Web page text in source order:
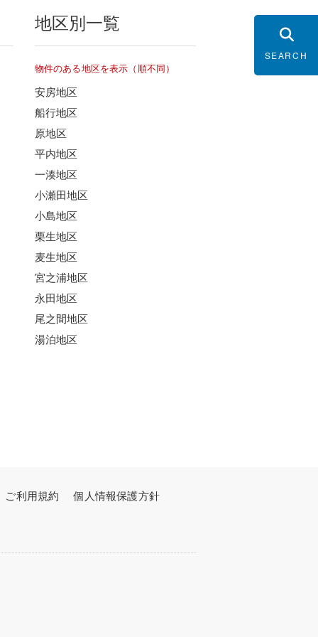
SEARCH
地区別一覧
物件のある地区を表示（順不同）
安房地区
船行地区
原地区
平内地区
一湊地区
小瀬田地区
小島地区
栗生地区
麦生地区
宮之浦地区
永田地区
尾之間地区
湯泊地区
ご利用規約
個人情報保護方針